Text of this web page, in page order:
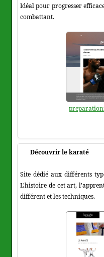
Idéal pour progresser
combattant.
Découvrir le karaté
Site dédié aux différents
L'histoire de cet art,
différent et les techniques.